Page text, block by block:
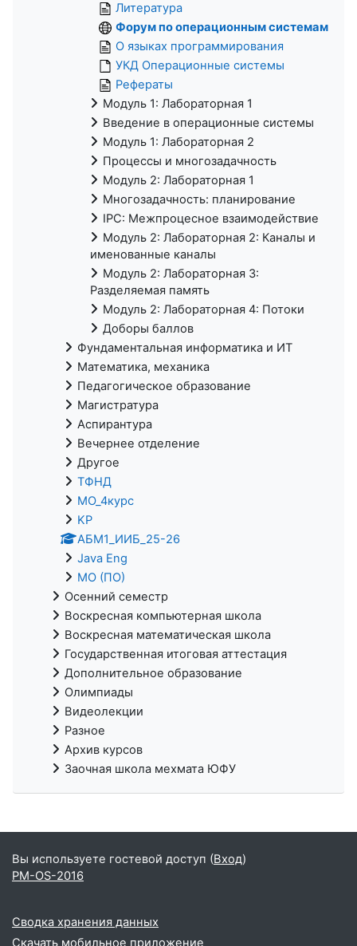
Литература
Форум по операционным системам
О языках программирования
УКД Операционные системы
Рефераты
Модуль 1: Лабораторная 1
Введение в операционные системы
Модуль 1: Лабораторная 2
Процессы и многозадачность
Модуль 2: Лабораторная 1
Многозадачность: планирование
IPC: Межпроцесное взаимодействие
Модуль 2: Лабораторная 2: Каналы и
именованные каналы
Модуль 2: Лабораторная 3:
Разделяемая память
Модуль 2: Лабораторная 4: Потоки
Доборы баллов
Фундаментальная информатика и ИТ
Математика, механика
Педагогическое образование
Магистратура
Аспирантура
Вечернее отделение
Другое
ТФНД
МО_4курс
KP
АБМ1_ИИБ_25-26
Java Eng
МО (ПО)
Осенний семестр
Воскресная компьютерная школа
Воскресная математическая школа
Государственная итоговая аттестация
Дополнительное образование
Олимпиады
Видеолекции
Разное
Архив курсов
Заочная школа мехмата ЮФУ
Вы используете гостевой доступ (Вход)
PM-OS-2016
Сводка хранения данных
Скачать мобильное приложение